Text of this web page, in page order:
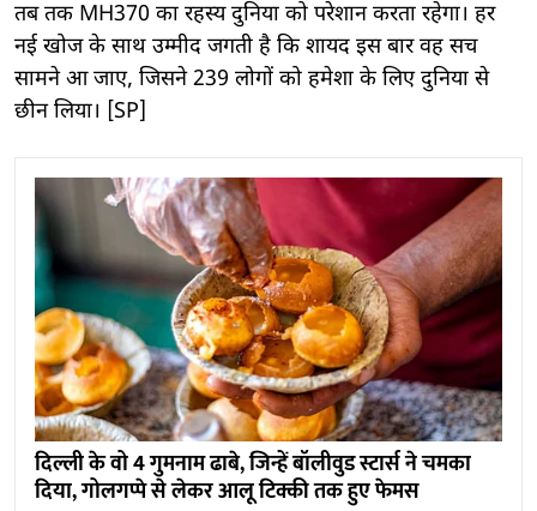
तब तक MH370 का रहस्य दुनिया को परेशान करता रहेगा। हर
नई खोज के साथ उम्मीद जगती है कि शायद इस बार वह सच
सामने आ जाए, जिसने 239 लोगों को हमेशा के लिए दुनिया से
छीन लिया। [SP]
दिल्ली के वो 4 गुमनाम ढाबे, जिन्हें बॉलीवुड स्टार्स ने चमका
दिया, गोलगप्पे से लेकर आलू टिक्की तक हुए फेमस